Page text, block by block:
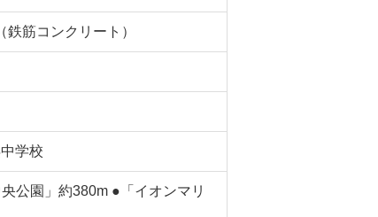
鉄筋コンクリート）
学校
公園」約380m ●「イオンマリ